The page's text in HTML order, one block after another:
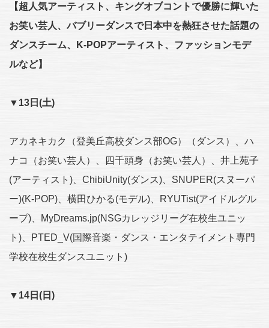
【超人気アーティスト、キングオブコントで優勝に輝いた
お笑い芸人、バブリーダンスで日本中を熱狂させた話題の
ダンスチーム、K-POPアーティスト、ファッションモデ
ルなど】
▼13日(土)
アカネキカク（登美丘高校ダンス部OG）（ダンス）、ハ
ナコ（お笑い芸人）、四千頭身（お笑い芸人）、井上苑子
(アーティスト)、ChibiUnity(ダンス)、SNUPER(スヌーパ
ー)(K-POP)、横田ひかる(モデル)、RYUTist(アイドルグル
ープ)、MyDreams.jp(NSGカレッジリーグ在校生ユニッ
ト)、PTED_V(国際音楽・ダンス・エンタテイメント専門
学校在校生ダンスユニット)
▼14日(日)